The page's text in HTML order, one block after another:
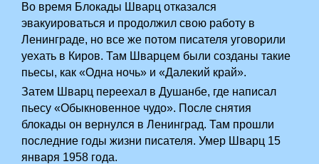
Во время Блокады Шварц отказался
эвакуироваться и продолжил свою работу в
Ленинграде, но все же потом писателя уговорили
уехать в Киров. Там Шварцем были созданы такие
пьесы, как «Одна ночь» и «Далекий край».
Затем Шварц переехал в Душанбе, где написал
пьесу «Обыкновенное чудо». После снятия
блокады он вернулся в Ленинград. Там прошли
последние годы жизни писателя. Умер Шварц 15
января 1958 года.